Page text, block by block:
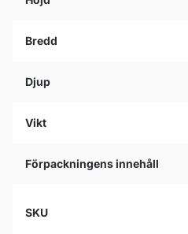
Bredd
Djup
Vikt
Förpackningens innehåll
SKU